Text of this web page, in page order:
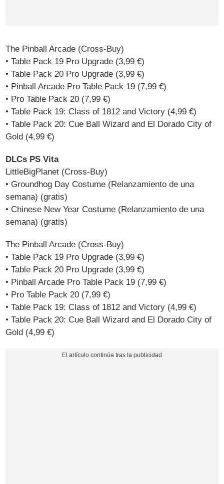
The Pinball Arcade (Cross-Buy)
• Table Pack 19 Pro Upgrade (3,99 €)
• Table Pack 20 Pro Upgrade (3,99 €)
• Pinball Arcade Pro Table Pack 19 (7,99 €)
• Pro Table Pack 20 (7,99 €)
• Table Pack 19: Class of 1812 and Victory (4,99 €)
• Table Pack 20: Cue Ball Wizard and El Dorado City of
Gold (4,99 €)
DLCs PS Vita
LittleBigPlanet (Cross-Buy)
• Groundhog Day Costume (Relanzamiento de una
semana) (gratis)
• Chinese New Year Costume (Relanzamiento de una
semana) (gratis)
The Pinball Arcade (Cross-Buy)
• Table Pack 19 Pro Upgrade (3,99 €)
• Table Pack 20 Pro Upgrade (3,99 €)
• Pinball Arcade Pro Table Pack 19 (7,99 €)
• Pro Table Pack 20 (7,99 €)
• Table Pack 19: Class of 1812 and Victory (4,99 €)
• Table Pack 20: Cue Ball Wizard and El Dorado City of
Gold (4,99 €)